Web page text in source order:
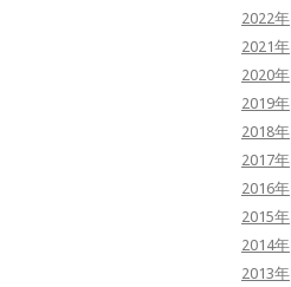
2022年
2021年
2020年
2019年
2018年
2017年
2016年
2015年
2014年
2013年